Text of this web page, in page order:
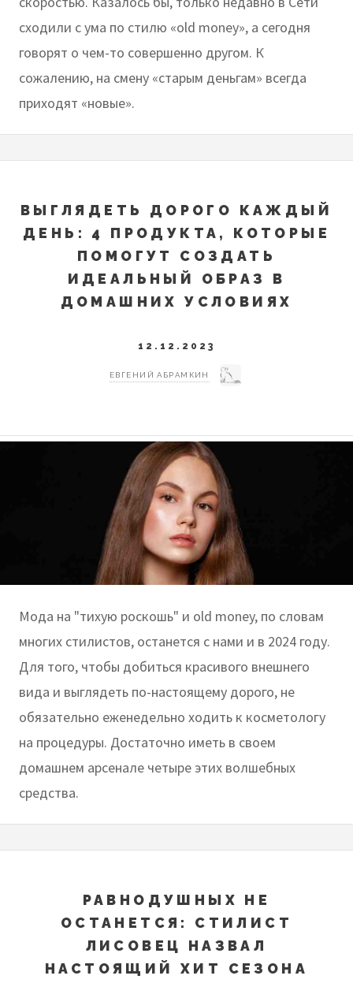
сходили с ума по стилю «old money», а сегодня
говорят о чем-то совершенно другом. К
сожалению, на смену «старым деньгам» всегда
приходят «новые».
ВЫГЛЯДЕТЬ ДОРОГО КАЖДЫЙ
ДЕНЬ: 4 ПРОДУКТА, КОТОРЫЕ
ПОМОГУТ СОЗДАТЬ
ИДЕАЛЬНЫЙ ОБРАЗ В
ДОМАШНИХ УСЛОВИЯХ
12.12.2023
ЕВГЕНИЙ АБРАМКИН
Мода на "тихую роскошь" и old money, по словам
многих стилистов, останется с нами и в 2024 году.
Для того, чтобы добиться красивого внешнего
вида и выглядеть по-настоящему дорого, не
обязательно еженедельно ходить к косметологу
на процедуры. Достаточно иметь в своем
домашнем арсенале четыре этих волшебных
средства.
РАВНОДУШНЫХ НЕ
ОСТАНЕТСЯ: СТИЛИСТ
ЛИСОВЕЦ НАЗВАЛ
НАСТОЯЩИЙ ХИТ СЕЗОНА